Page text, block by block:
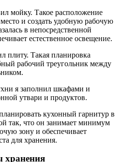
мойку. Такое расположение
и создать удобную рабочую
в непосредственной
естественное освещение.
плиту. Такая планировка
рабочий треугольник между
я заполнил шкафами и
утвари и продуктов.
кухонный гарнитур в
так, что он занимает минимум
зону и обеспечивает
для хранения.
хранения